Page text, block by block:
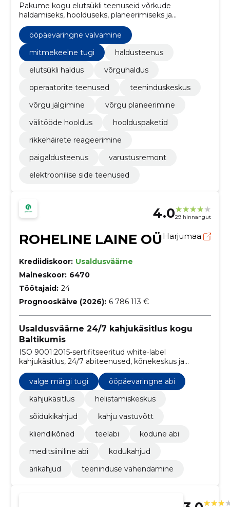
Pakume kogu elutsükli teenuseid võrkude
haldamiseks, hoolduseks, planeerimiseks ja
optimeerimiseks. Tagame 24/7 mitmekeelse toe ja
pärandtelekommunikatsiooni pädevuse, et parandada
jõudlust ja vähendada kulusid.
ööpäevaringne valvamine
mitmekeelne tugi
haldusteenus
elutsükli haldus
võrguhaldus
operaatorite teenused
teeninduskeskus
võrgu jälgimine
võrgu planeerimine
välitööde hooldus
hoolduspaketid
rikkehäirete reageerimine
paigaldusteenus
varustusremont
elektroonilise side teenused
4.029 hinnangut
ROHELINE LAINE OÜHarjumaa
Krediidiskoor: Usaldusväärne
Maineskoor: 6470
Töötajaid: 24
Prognooskäive (2026): 6 786 113 €
Usaldusväärne 24/7 kahjukäsitlus kogu
Baltikumis
ISO 9001:2015-sertifitseeritud white‑label
kahjukäsitlus, 24/7 abiteenused, kõnekeskus ja
operatiivkoormust ja tagame ühtse, kvaliteetse
teenuse.
valge märgi tugi
ööpäevaringne abi
kahjukäsitlus
helistamiskeskus
sõidukikahjud
kahju vastuvõtt
kliendikõned
teelabi
kodune abi
meditsiiniline abi
kodukahjud
ärikahjud
teeninduse vahendamine